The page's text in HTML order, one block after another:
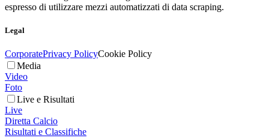
espresso di utilizzare mezzi automatizzati di data scraping.
Legal
CorporatePrivacy PolicyCookie Policy
Media
Video
Foto
Live e Risultati
Live
Diretta Calcio
Risultati e Classifiche